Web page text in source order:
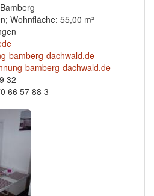
Wohnfläche: 55,00 m²
bamberg-dachwald.de
bamberg-dachwald.de
32
66 57 88 3